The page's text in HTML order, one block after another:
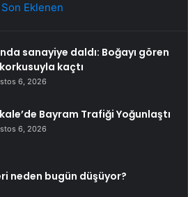
Son Eklenen
sanayiye daldı: Boğayı gören
kaçtı
6, 2026
Bayram Trafiği Yoğunlaştı
6, 2026
neden bugün düşüyor?